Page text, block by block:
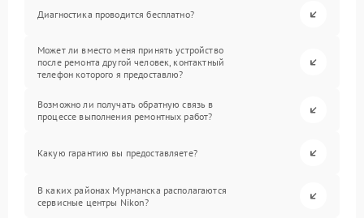
Диагностика проводится бесплатно?
Может ли вместо меня принять устройство
после ремонта другой человек, контактный
телефон которого я предоставлю?
Возможно ли получать обратную связь в
процессе выполнения ремонтных работ?
Какую гарантию вы предоставляете?
В каких районах Мурманска располагаются
сервисные центры Nikon?